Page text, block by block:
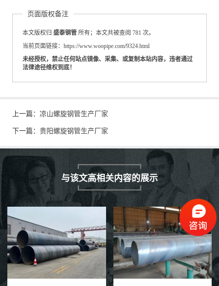
页面版权备注
本文版权归 盛泰钢管 所有；本文共被查阅 781 次。
当前页面链接：https://www.woopipe.com/9324.html
未经授权，禁止任何站点镜像、采集、或复制本站内容，违者通过
法律途径维权到底！
上一篇： 凉山螺旋钢管生产厂家
下一篇： 贵阳螺旋钢管生产厂家
与该文高相关内容的展示